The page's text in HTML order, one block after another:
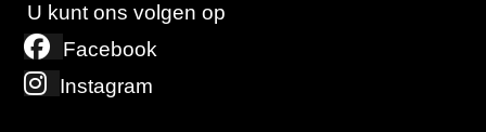
U kunt ons volgen op
Facebook
Instagram